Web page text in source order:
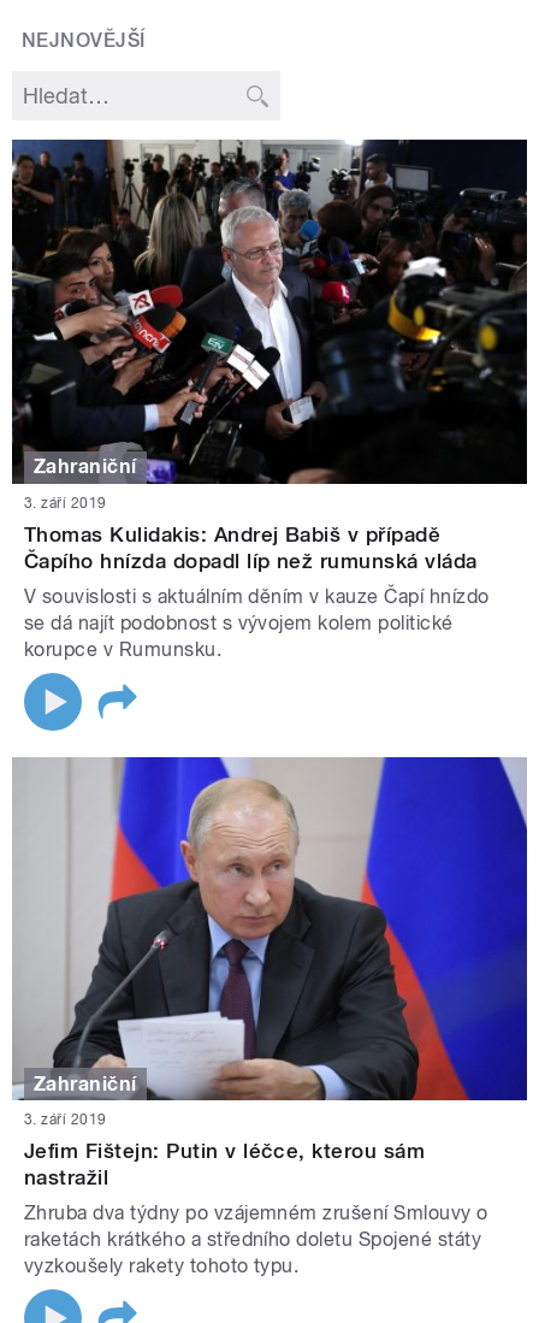
NEJNOVĚJŠÍ
Zahraniční
3. září 2019
Thomas Kulidakis: Andrej Babiš v případě
Čapího hnízda dopadl líp než rumunská vláda
V souvislosti s aktuálním děním v kauze Čapí hnízdo
se dá najít podobnost s vývojem kolem politické
korupce v Rumunsku.
Zahraniční
3. září 2019
Jefim Fištejn: Putin v léčce, kterou sám
nastražil
Zhruba dva týdny po vzájemném zrušení Smlouvy o
raketách krátkého a středního doletu Spojené státy
vyzkoušely rakety tohoto typu.